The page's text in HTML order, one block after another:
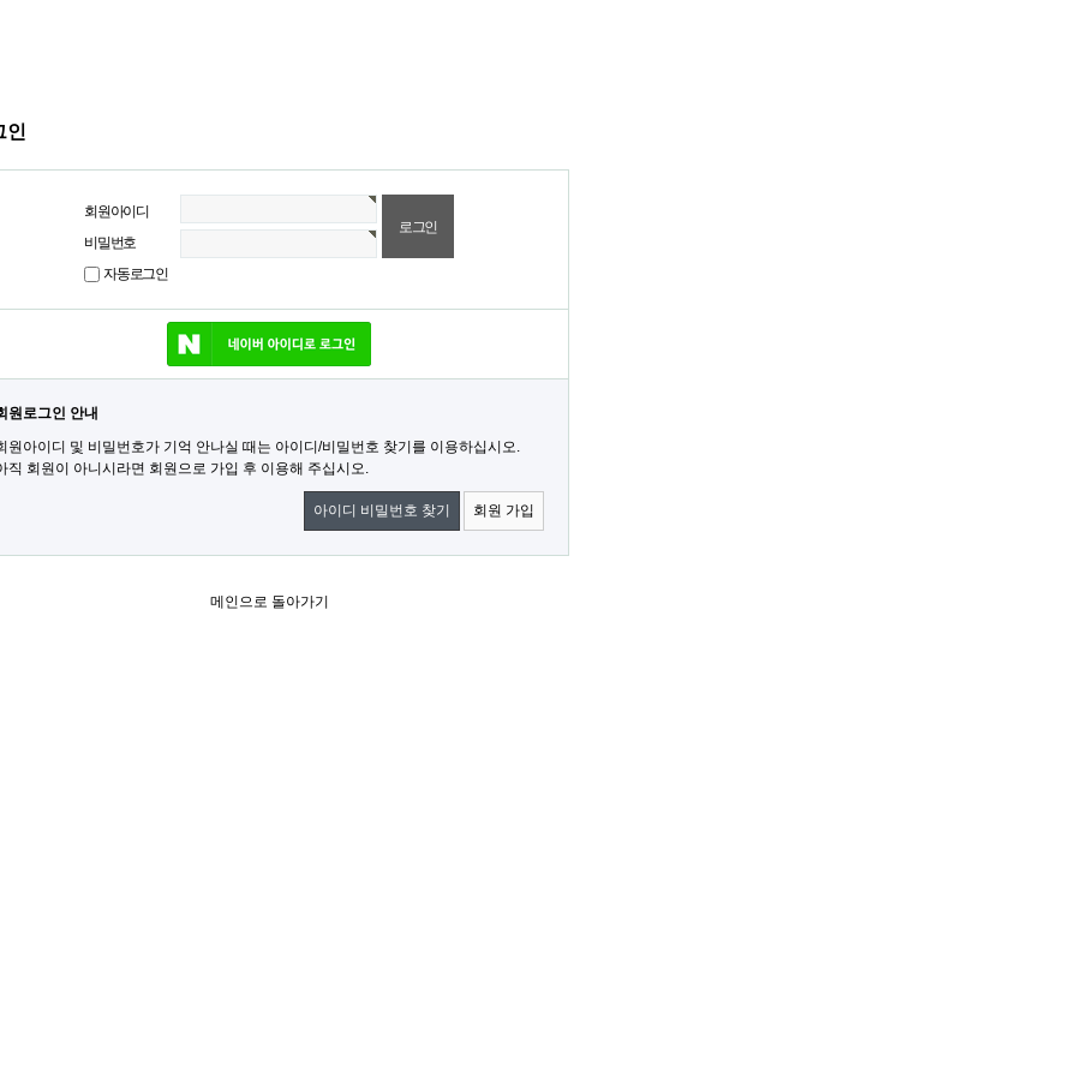
인
회원아이디
비밀번호
자동로그인
원로그인 안내
원아이디 및 비밀번호가 기억 안나실 때는 아이디/비밀번호 찾기를 이용하십시오.
직 회원이 아니시라면 회원으로 가입 후 이용해 주십시오.
아이디 비밀번호 찾기 회원 가입
메인으로 돌아가기